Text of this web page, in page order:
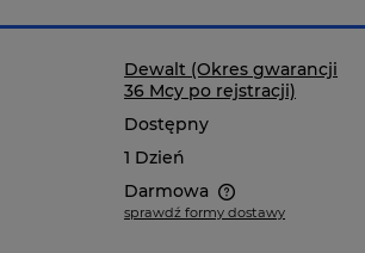
Dewalt (Okres gwarancji
36 Mcy po rejstracji)
Dostępny
1 Dzień
Darmowa
sprawdź formy dostawy